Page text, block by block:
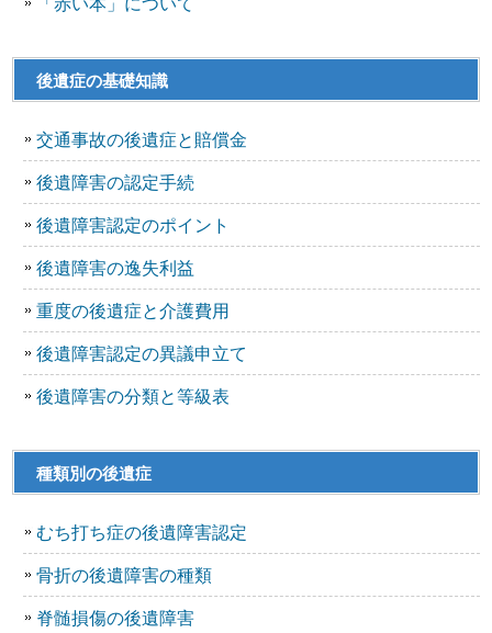
後遺症の基礎知識
交通事故の後遺症と賠償金
後遺障害の認定手続
後遺障害認定のポイント
後遺障害の逸失利益
重度の後遺症と介護費用
後遺障害認定の異議申立て
後遺障害の分類と等級表
種類別の後遺症
むち打ち症の後遺障害認定
骨折の後遺障害の種類
脊髄損傷の後遺障害